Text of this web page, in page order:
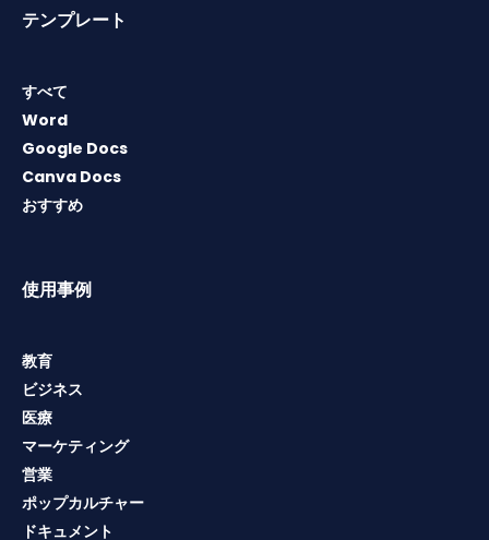
テンプレート
すべて
Word
Google Docs
Canva Docs
おすすめ
使用事例
教育
ビジネス
医療
マーケティング
営業
ポップカルチャー
ドキュメント